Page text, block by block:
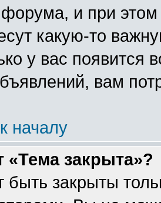
и при
какую-то
у вас появится
вам
началу
«Тема закрыта»?
быть закрыты